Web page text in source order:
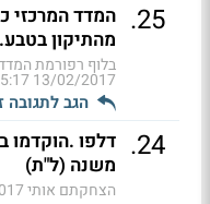
25
. המדד המרכזי
מהתיקון
בלוף רפורמת
13/02/2017 15:17
הגב לתגובה
24
. דלפו .הוקדמו
משנה (ל"ת)
הצחקתם אותי